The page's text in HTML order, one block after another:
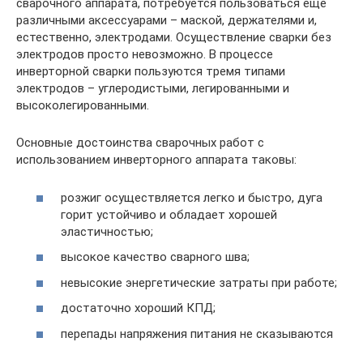
сварочного аппарата, потребуется пользоваться еще
различными аксессуарами – маской, держателями и,
естественно, электродами. Осуществление сварки без
электродов просто невозможно. В процессе
инверторной сварки пользуются тремя типами
электродов – углеродистыми, легированными и
высоколегированными.
Основные достоинства сварочных работ с
использованием инверторного аппарата таковы:
розжиг осуществляется легко и быстро, дуга
горит устойчиво и обладает хорошей
эластичностью;
высокое качество сварного шва;
невысокие энергетические затраты при работе;
достаточно хороший КПД;
перепады напряжения питания не сказываются